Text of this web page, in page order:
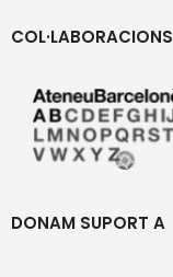
COL·LABORACIONS
DONAM SUPORT A